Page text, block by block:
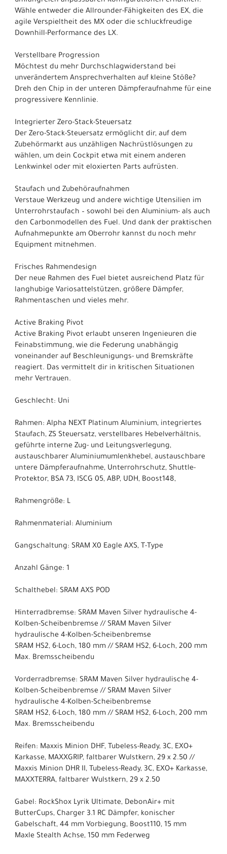
Wähle entweder die Allrounder-Fähigkeiten des EX, die
agile Verspieltheit des MX oder die schluckfreudige
Downhill-Performance des LX.
Verstellbare Progression
Möchtest du mehr Durchschlagwiderstand bei
unverändertem Ansprechverhalten auf kleine Stöße?
Dreh den Chip in der unteren Dämpferaufnahme für eine
progressivere Kennlinie.
Integrierter Zero-Stack-Steuersatz
Der Zero-Stack-Steuersatz ermöglicht dir, auf dem
Zubehörmarkt aus unzähligen Nachrüstlösungen zu
wählen, um dein Cockpit etwa mit einem anderen
Lenkwinkel oder mit eloxierten Parts aufrüsten.
Staufach und Zubehöraufnahmen
Verstaue Werkzeug und andere wichtige Utensilien im
Unterrohrstaufach – sowohl bei den Aluminium- als auch
den Carbonmodellen des Fuel. Und dank der praktischen
Aufnahmepunkte am Oberrohr kannst du noch mehr
Equipment mitnehmen.
Frisches Rahmendesign
Der neue Rahmen des Fuel bietet ausreichend Platz für
langhubige Variosattelstützen, größere Dämpfer,
Rahmentaschen und vieles mehr.
Active Braking Pivot
Active Braking Pivot erlaubt unseren Ingenieuren die
Feinabstimmung, wie die Federung unabhängig
voneinander auf Beschleunigungs- und Bremskräfte
reagiert. Das vermittelt dir in kritischen Situationen
mehr Vertrauen.
Geschlecht: Uni
Rahmen: Alpha NEXT Platinum Aluminium, integriertes
Staufach, ZS Steuersatz, verstellbares Hebelverhältnis,
geführte interne Zug- und Leitungsverlegung,
austauschbarer Aluminiumumlenkhebel, austauschbare
untere Dämpferaufnahme, Unterrohrschutz, Shuttle-
Protektor, BSA 73, ISCG 05, ABP, UDH, Boost148,
Rahmengröße: L
Rahmenmaterial: Aluminium
Gangschaltung: SRAM X0 Eagle AXS, T-Type
Anzahl Gänge: 1
Schalthebel: SRAM AXS POD
Hinterradbremse: SRAM Maven Silver hydraulische 4-
Kolben-Scheibenbremse // SRAM Maven Silver
hydraulische 4-Kolben-Scheibenbremse
SRAM HS2, 6-Loch, 180 mm // SRAM HS2, 6-Loch, 200 mm
Max. Bremsscheibendu
Vorderradbremse: SRAM Maven Silver hydraulische 4-
Kolben-Scheibenbremse // SRAM Maven Silver
hydraulische 4-Kolben-Scheibenbremse
SRAM HS2, 6-Loch, 180 mm // SRAM HS2, 6-Loch, 200 mm
Max. Bremsscheibendu
Reifen: Maxxis Minion DHF, Tubeless-Ready, 3C, EXO+
Karkasse, MAXXGRIP, faltbarer Wulstkern, 29 x 2.50 //
Maxxis Minion DHR II, Tubeless-Ready, 3C, EXO+ Karkasse,
MAXXTERRA, faltbarer Wulstkern, 29 x 2.50
Gabel: RockShox Lyrik Ultimate, DebonAir+ mit
ButterCups, Charger 3.1 RC Dämpfer, konischer
Gabelschaft, 44 mm Vorbiegung, Boost110, 15 mm
Maxle Stealth Achse, 150 mm Federweg